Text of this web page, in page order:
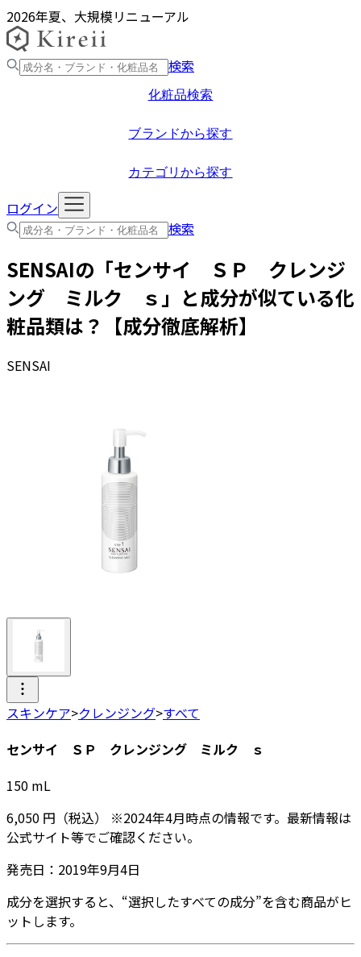
2026年夏、大規模リニューアル
検索
化粧品検索
ブランドから探す
カテゴリから探す
ログイン
検索
SENSAIの「センサイ ＳＰ クレンジ
ング ミルク ｓ 」と成分が似ている化
粧品類は？【成分徹底解析】
SENSAI
スキンケア>クレンジング>すべて
センサイ ＳＰ クレンジング ミルク ｓ
150 mL
6,050 円 （税込） ※2024年4月時点の情報です。最新情報は
公式サイト等でご確認ください。
発売日： 2019年9月4日
成分を選択すると、“選択したすべての成分”を含む商品がヒ
ットします。